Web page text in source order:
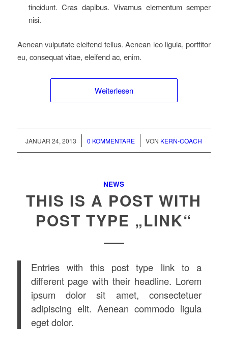
tincidunt. Cras dapibus. Vivamus elementum semper
nisi.
Aenean vulputate eleifend tellus. Aenean leo ligula, porttitor
eu, consequat vitae, eleifend ac, enim.
Weiterlesen
JANUAR 24, 2013
/ 0 KOMMENTARE
/ VON KERN-COACH
NEWS
THIS IS A POST WITH
POST TYPE „LINK“
Entries with this post type link to a
different page with their headline. Lorem
ipsum dolor sit amet, consectetuer
adipiscing elit. Aenean commodo ligula
eget dolor.